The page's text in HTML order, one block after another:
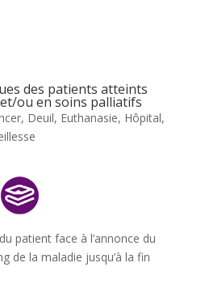
des patients atteints
ou en soins palliatifs
, Deuil, Euthanasie, Hôpital,
patient face à l’annonce du
de la maladie jusqu’à la fin